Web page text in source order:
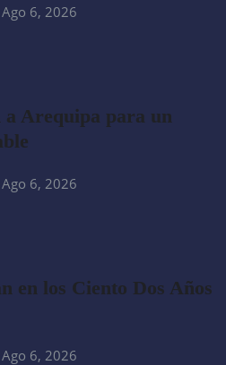
Ago 6, 2026
a Arequipa para un
Ago 6, 2026
en los Ciento Dos Años
Ago 6, 2026